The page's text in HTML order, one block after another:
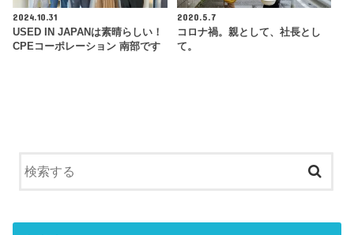
2024.10.31
USED IN JAPANは素晴らしい！
CPEコーポレーション 南部です
2020.5.7
コロナ禍。親として、社長とし
て。